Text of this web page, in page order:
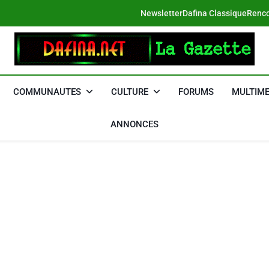
NewsletterDafina Classique
DAFINA
COMMUNAUTES CULTURE FORUMS
ANNONCES